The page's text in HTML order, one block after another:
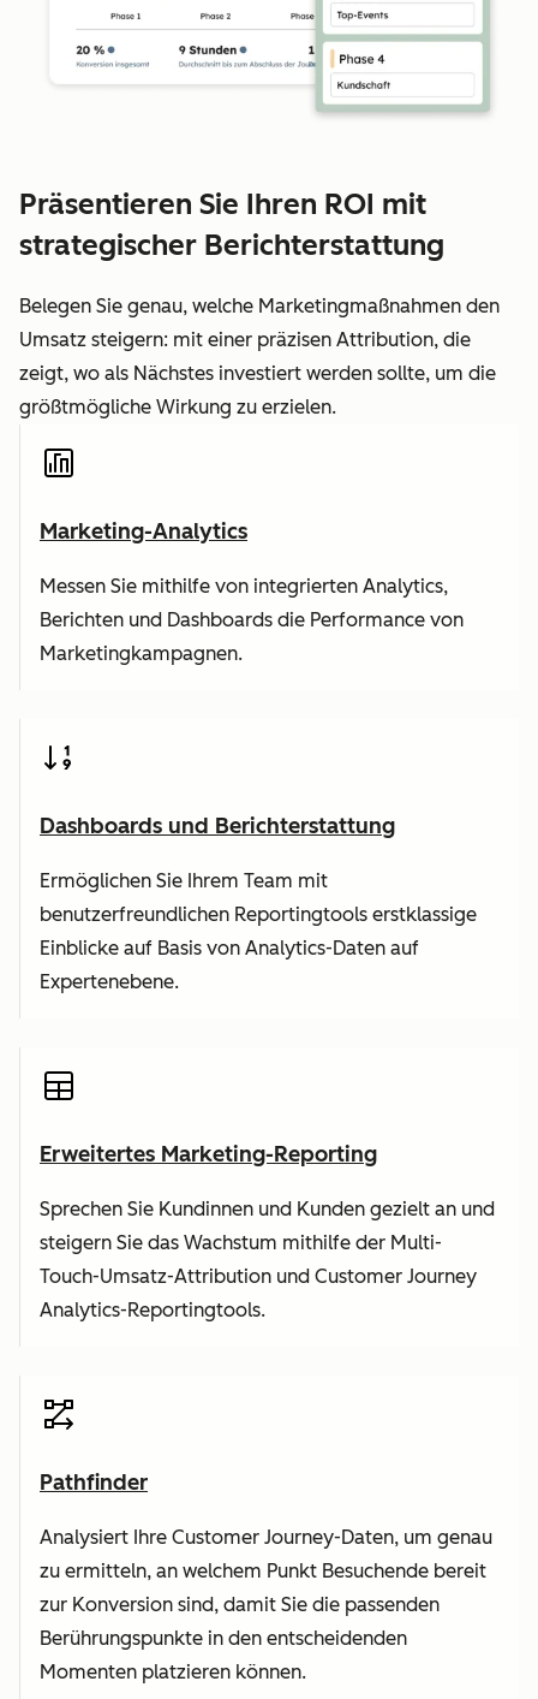
Präsentieren Sie Ihren ROI mit
strategischer Berichterstattung
Belegen Sie genau, welche Marketingmaßnahmen den
Umsatz steigern: mit einer präzisen Attribution, die
zeigt, wo als Nächstes investiert werden sollte, um die
größtmögliche Wirkung zu erzielen.
Marketing-Analytics
Messen Sie mithilfe von integrierten Analytics,
Berichten und Dashboards die Performance von
Marketingkampagnen.
Dashboards und Berichterstattung
Ermöglichen Sie Ihrem Team mit
benutzerfreundlichen Reportingtools erstklassige
Einblicke auf Basis von Analytics-Daten auf
Expertenebene.
Erweitertes Marketing-Reporting
Sprechen Sie Kundinnen und Kunden gezielt an und
steigern Sie das Wachstum mithilfe der Multi-
Touch-Umsatz-Attribution und Customer Journey
Analytics-Reportingtools.
Pathfinder
Analysiert Ihre Customer Journey-Daten, um genau
zu ermitteln, an welchem Punkt Besuchende bereit
zur Konversion sind, damit Sie die passenden
Berührungspunkte in den entscheidenden
Momenten platzieren können.